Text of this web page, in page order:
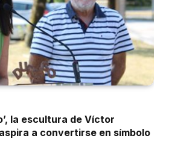
la escultura de Víctor
a convertirse en símbolo